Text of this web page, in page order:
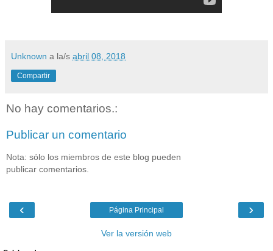
Unknown a la/s abril 08, 2018
Compartir
No hay comentarios.:
Publicar un comentario
Nota: sólo los miembros de este blog pueden
publicar comentarios.
‹ ›
Página Principal
Ver la versión web